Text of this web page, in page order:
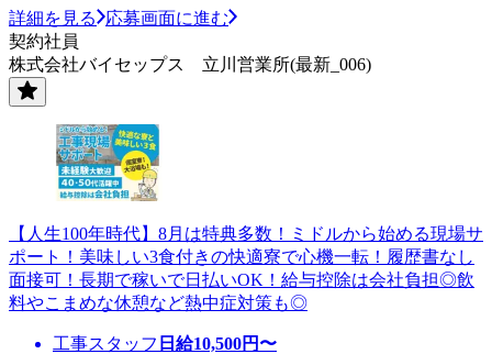
詳細を見る
応募画面に進む
契約社員
株式会社バイセップス 立川営業所(最新_006)
【人生100年時代】8月は特典多数！ミドルから始める現場サ
ポート！美味しい3食付きの快適寮で心機一転！履歴書なし
面接可！長期で稼いで日払いOK！給与控除は会社負担◎飲
料やこまめな休憩など熱中症対策も◎
工事スタッフ 日給10,500円〜